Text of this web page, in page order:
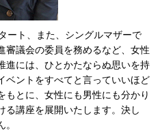
ート、また、シングルマザーで
審議会の委員を務めるなど、女性
進には、ひとかたならぬ思いを持
ベントをすべてと言っていいほど
もとに、女性にも男性にも分かり
る講座を展開いたします。決し